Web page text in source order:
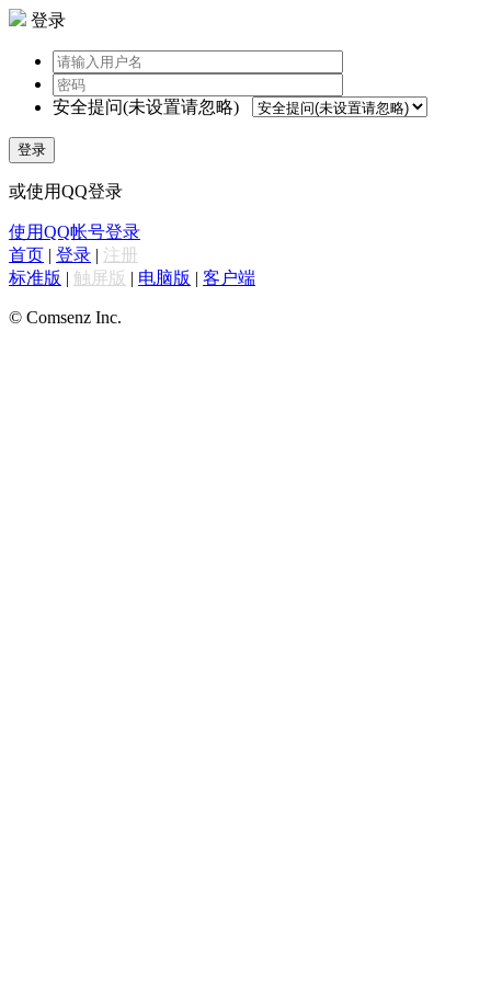
登录
安全提问(未设置请忽略)
登录
或使用QQ登录
使用QQ帐号登录
首页 | 登录 | 注册
标准版 | 触屏版 | 电脑版 | 客户端
© Comsenz Inc.